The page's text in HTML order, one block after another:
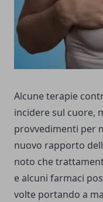
Alcune terapie
incidere sul cuore,
provvedimenti per
nuovo rapporto
noto che
e alcuni farmaci
volte portando a